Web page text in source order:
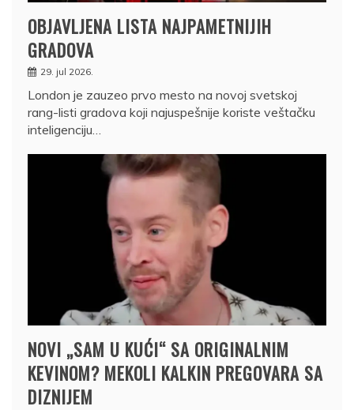
OBJAVLJENA LISTA NAJPAMETNIJIH
GRADOVA
29. jul 2026.
London je zauzeo prvo mesto na novoj svetskoj
rang-listi gradova koji najuspešnije koriste veštačku
inteligenciju…
NOVI „SAM U KUĆI“ SA ORIGINALNIM
KEVINOM? MEKOLI KALKIN PREGOVARA SA
DIZNIJEM